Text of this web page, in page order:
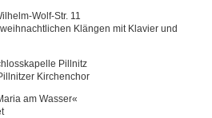
Wolf-Str. 11
Klängen mit Klavier und
Pillnitz
Kirchenchor
am Wasser«